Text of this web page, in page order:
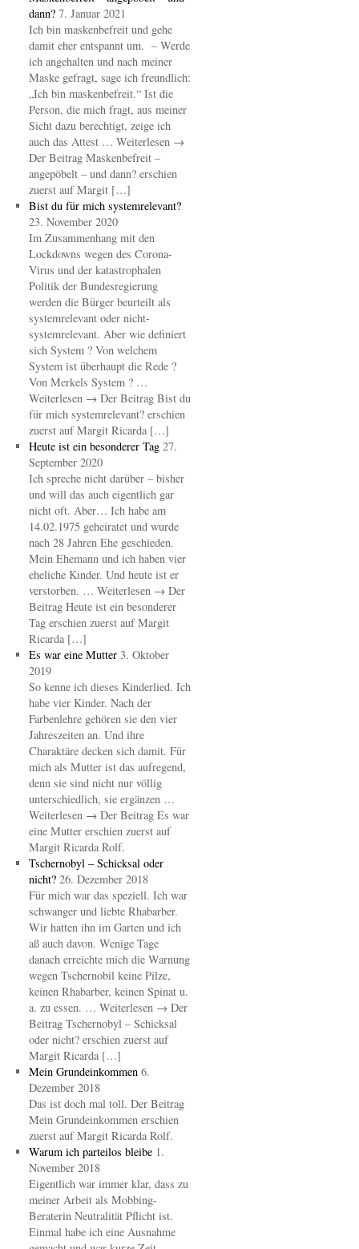
dann? 7. Januar 2021
Ich bin maskenbefreit und gehe
damit eher entspannt um. – Werde
ich angehalten und nach meiner
Maske gefragt, sage ich freundlich:
„Ich bin maskenbefreit.“ Ist die
Person, die mich fragt, aus meiner
Sicht dazu berechtigt, zeige ich
auch das Attest … Weiterlesen →
Der Beitrag Maskenbefreit –
angepöbelt – und dann? erschien
zuerst auf Margit […]
Bist du für mich systemrelevant?
23. November 2020
Im Zusammenhang mit den
Lockdowns wegen des Corona-
Virus und der katastrophalen
Politik der Bundesregierung
werden die Bürger beurteilt als
systemrelevant oder nicht-
systemrelevant. Aber wie definiert
sich System ? Von welchem
System ist überhaupt die Rede ?
Von Merkels System ? …
Weiterlesen → Der Beitrag Bist du
für mich systemrelevant? erschien
zuerst auf Margit Ricarda […]
Heute ist ein besonderer Tag 27.
September 2020
Ich spreche nicht darüber – bisher
und will das auch eigentlich gar
nicht oft. Aber… Ich habe am
14.02.1975 geheiratet und wurde
nach 28 Jahren Ehe geschieden.
Mein Ehemann und ich haben vier
eheliche Kinder. Und heute ist er
verstorben. … Weiterlesen → Der
Beitrag Heute ist ein besonderer
Tag erschien zuerst auf Margit
Ricarda […]
Es war eine Mutter 3. Oktober
2019
So kenne ich dieses Kinderlied. Ich
habe vier Kinder. Nach der
Farbenlehre gehören sie den vier
Jahreszeiten an. Und ihre
Charaktäre decken sich damit. Für
mich als Mutter ist das aufregend,
denn sie sind nicht nur völlig
unterschiedlich, sie ergänzen …
Weiterlesen → Der Beitrag Es war
eine Mutter erschien zuerst auf
Margit Ricarda Rolf.
Tschernobyl – Schicksal oder
nicht? 26. Dezember 2018
Für mich war das speziell. Ich war
schwanger und liebte Rhabarber.
Wir hatten ihn im Garten und ich
aß auch davon. Wenige Tage
danach erreichte mich die Warnung
wegen Tschernobil keine Pilze,
keinen Rhabarber, keinen Spinat u.
a. zu essen. … Weiterlesen → Der
Beitrag Tschernobyl – Schicksal
oder nicht? erschien zuerst auf
Margit Ricarda […]
Mein Grundeinkommen 6.
Dezember 2018
Das ist doch mal toll. Der Beitrag
Mein Grundeinkommen erschien
zuerst auf Margit Ricarda Rolf.
Warum ich parteilos bleibe 1.
November 2018
Eigentlich war immer klar, dass zu
meiner Arbeit als Mobbing-
Beraterin Neutralität Pflicht ist.
Einmal habe ich eine Ausnahme